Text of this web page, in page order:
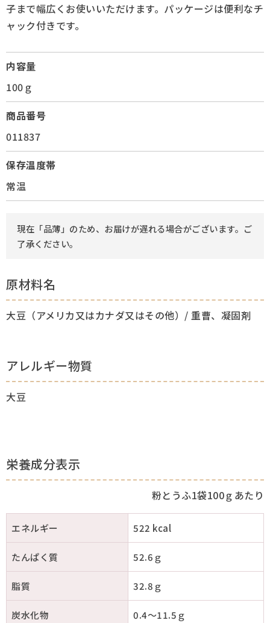
子まで幅広くお使いいただけます。パッケージは便利なチ
ャック付きです。
内容量
100ｇ
商品番号
011837
保存温度帯
常温
現在「品薄」のため、お届けが遅れる場合がございます。ご
了承ください。
原材料名
大豆（アメリカ又はカナダ又はその他）/ 重曹、凝固剤
アレルギー物質
大豆
栄養成分表示
粉とうふ1袋100ｇあたり
エネルギー 522 kcal
たんぱく質 52.6ｇ
脂質 32.8ｇ
炭水化物 0.4～11.5ｇ